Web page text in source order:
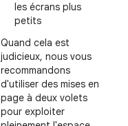
les écrans plus
petits
Quand cela est
judicieux, nous vous
recommandons
d'utiliser des mises en
page à deux volets
pour exploiter